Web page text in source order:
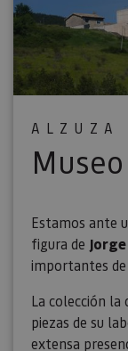
ALZUZA
Estamos ante
figura de
importantes de
La colección la
piezas de su
extensa